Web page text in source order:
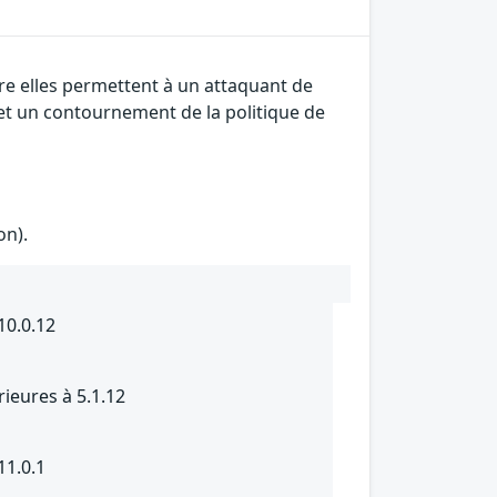
elles permettent à un attaquant de
un contournement de la politique de
à 5.1.12